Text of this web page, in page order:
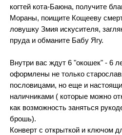
когтей кота-Баюна, получите
Мораны, поищите Кощееву
ловушку Змия искусителя,
пруда и обманите Бабу Ягу.
Внутри вас ждут 6 "окошек" - 6
оформлены не только
пословицами, но еще и
наличниками ( которые можно
как возможность заняться
брошь).
Конверт с открыткой и ключом